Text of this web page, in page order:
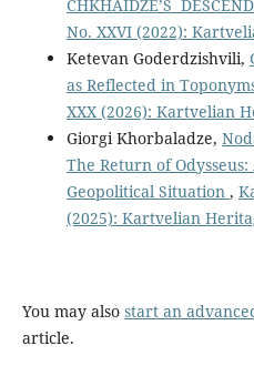
CHKHAIDZE’S
No. XXVI (2022):
Ketevan Goderdzishvili,
as Reflected in
XXX (2026): Kartvelian
Giorgi Khorbaladze,
The Return of Odysseus:
Geopolitical Situation ,
(2025): Kartvelian
You may also start an
article.